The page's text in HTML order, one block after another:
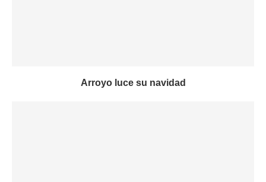
Arroyo luce su navidad